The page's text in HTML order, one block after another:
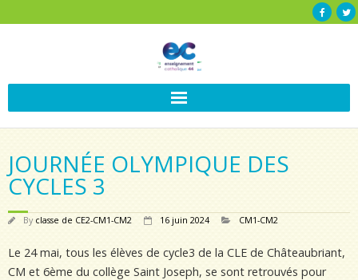
JOURNÉE OLYMPIQUE DES
CYCLES 3
By classe de CE2-CM1-CM2 16 juin 2024 CM1-CM2
Le 24 mai, tous les élèves de cycle3 de la CLE de Châteaubriant,
CM et 6ème du collège Saint Joseph, se sont retrouvés pour